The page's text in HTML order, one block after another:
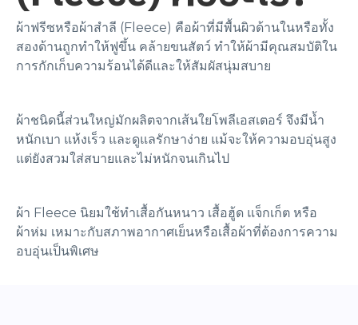
ผ้าฟรีซหรือผ้าสำลี (Fleece) คือผ้าที่มีพื้นผิวด้านในหรือทั้ง
สองด้านถูกทำให้ฟูขึ้น คล้ายขนสัตว์ ทำให้ผ้ามีคุณสมบัติใน
การกักเก็บความร้อนได้ดีและให้สัมผัสนุ่มสบาย
ผ้าชนิดนี้ส่วนใหญ่มักผลิตจากเส้นใยโพลีเอสเตอร์ จึงมีน้ำ
หนักเบา แห้งเร็ว และดูแลรักษาง่าย แม้จะให้ความอบอุ่นสูง
แต่ยังสวมใส่สบายและไม่หนักจนเกินไป
ผ้า Fleece นิยมใช้ทำเสื้อกันหนาว เสื้อฮู้ด แจ็กเก็ต หรือ
ผ้าห่ม เหมาะกับสภาพอากาศเย็นหรือเสื้อผ้าที่ต้องการความ
อบอุ่นเป็นพิเศษ